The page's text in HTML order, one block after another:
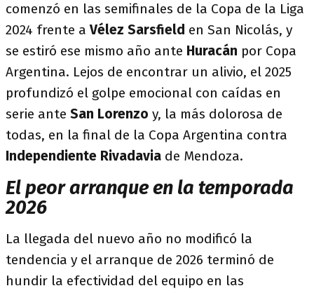
comenzó en las semifinales de la Copa de la Liga
2024 frente aVélez Sarsfield en San Nicolás, y
se estiró ese mismo año ante Huracán por Copa
Argentina. Lejos de encontrar un alivio, el 2025
profundizó el golpe emocional con caídas en
serie ante San Lorenzo y, la más dolorosa de
todas, en la final de la Copa Argentina contra
Independiente Rivadavia de Mendoza.
El peor arranque en la temporada
2026
La llegada del nuevo año no modificó la
tendencia y el arranque de 2026 terminó de
hundir la efectividad del equipo en las